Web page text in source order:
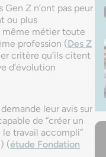
Gen Z n’ont pas peur
ou plus
même métier toute
profession (Des Z
critère qu’ils citent
d’évolution
demande leur avis sur
de “créer un
le travail accompli”
(étude Fondation